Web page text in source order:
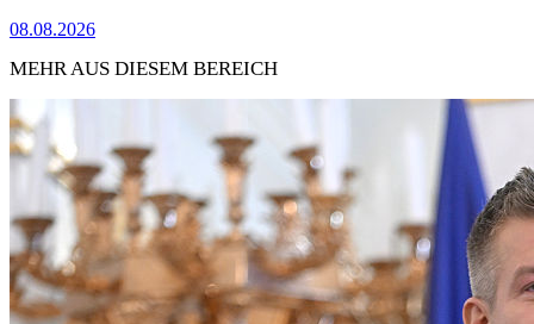
08.08.2026
MEHR AUS DIESEM BEREICH